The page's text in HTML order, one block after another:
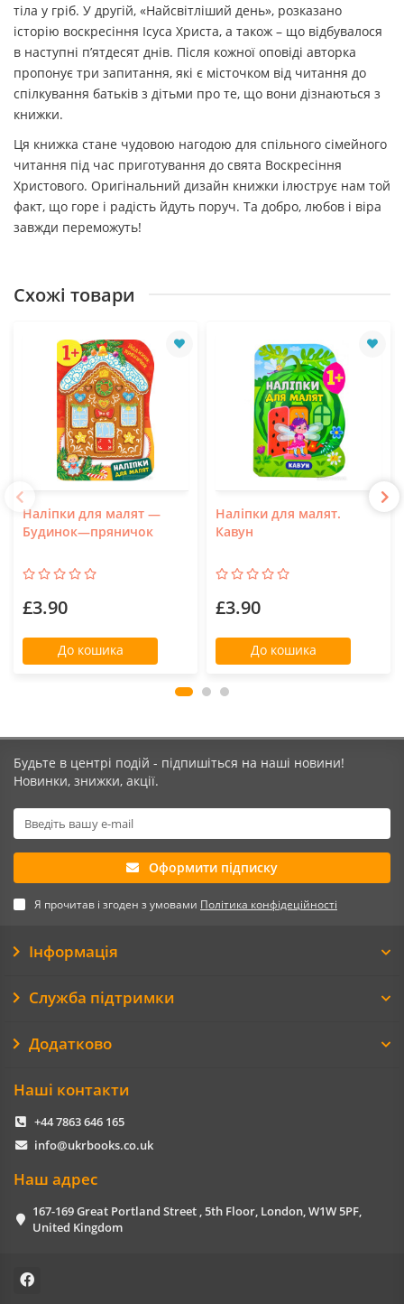
тіла у гріб. У другій, «Найсвітліший день», розказано
історію воскресіння Ісуса Христа, а також – що відбувалося
в наступні пʼятдесят днів. Після кожної оповіді авторка
пропонує три запитання, які є місточком від читання до
спілкування батьків з дітьми про те, що вони дізнаються з
книжки.
Ця книжка стане чудовою нагодою для спільного сімейного
читання під час приготування до свята Воскресіння
Христового. Оригінальний дизайн книжки ілюструє нам той
факт, що горе і радість йдуть поруч. Та добро, любов і віра
завжди переможуть!
Схожі товари
Наліпки для малят —
Будинок—пряничок
£3.90
До кошика
Наліпки для малят.
Кавун
£3.90
До кошика
Будьте в центрі подій - підпишіться на наші новини!
Новинки, знижки, акції.
Оформити підписку
Я прочитав і згоден з умовами Політика конфідеційності
Інформація
Служба підтримки
Додатково
Наші контакти
+44 7863 646 165
info@ukrbooks.co.uk
Наш адрес
167-169 Great Portland Street , 5th Floor, London, W1W 5PF,
United Kingdom